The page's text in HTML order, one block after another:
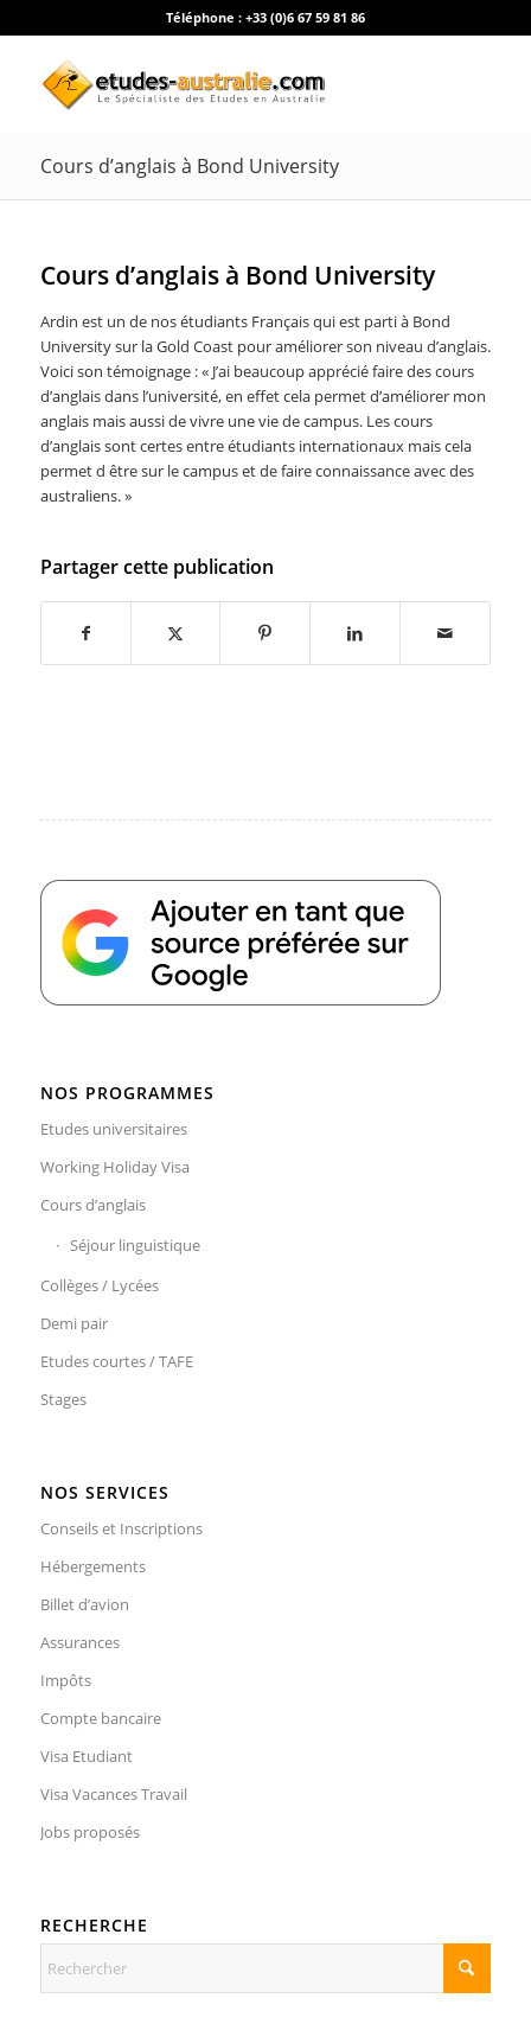
Téléphone : +33 (0)6 67 59 81 86
Cours d’anglais à Bond University
Cours d’anglais à Bond University
Ardin est un de nos étudiants Français qui est parti à Bond
University sur la Gold Coast pour améliorer son niveau d’anglais.
Voici son témoignage : « J’ai beaucoup apprécié faire des cours
d’anglais dans l’université, en effet cela permet d’améliorer mon
anglais mais aussi de vivre une vie de campus. Les cours
d’anglais sont certes entre étudiants internationaux mais cela
permet d être sur le campus et de faire connaissance avec des
australiens. »
Partager cette publication
NOS PROGRAMMES
Etudes universitaires
Working Holiday Visa
Cours d’anglais
Séjour linguistique
Collèges / Lycées
Demi pair
Etudes courtes / TAFE
Stages
NOS SERVICES
Conseils et Inscriptions
Hébergements
Billet d’avion
Assurances
Impôts
Compte bancaire
Visa Etudiant
Visa Vacances Travail
Jobs proposés
RECHERCHE